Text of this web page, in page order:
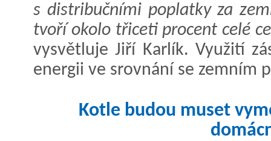
s distribučními poplatky za
tvoří okolo třiceti procent celé
vysvětluje Jiří Karlík. Využití
energii ve srovnání se zemním
Kotle budou muset